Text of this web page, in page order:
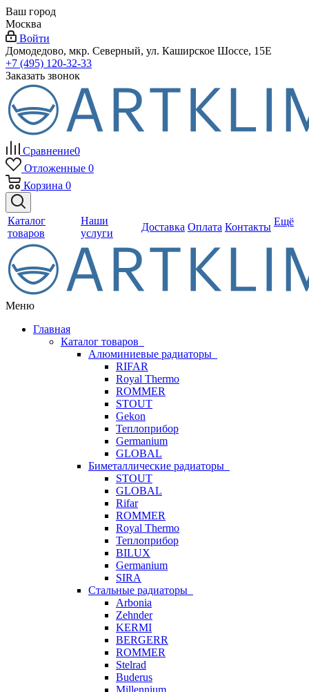
Ваш город
Москва
Войти
Домодедово, мкр. Северный, ул. Каширское Шоссе, 15Е
+7 (495) 120-32-33
Заказать звонок
Сравнение0
Отложенные 0
Корзина 0
Каталог
товаров
Наши
услуги
Доставка Оплата Контакты Ещё
Меню
Главная
Каталог товаров
Алюминиевые радиаторы
RIFAR
Royal Thermo
ROMMER
STOUT
Gekon
Теплоприбор
Germanium
GLOBAL
Биметаллические радиаторы
STOUT
GLOBAL
Rifar
ROMMER
Royal Thermo
Теплоприбор
BILUX
Germanium
SIRA
Стальные радиаторы
Arbonia
Zehnder
KERMI
BERGERR
ROMMER
Stelrad
Buderus
Millennium